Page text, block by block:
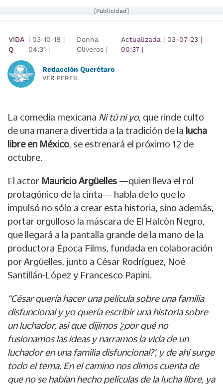
[Publicidad]
VIDA
Q
| 03-10-18 |
04:31 |
Donna
Oliveros |
Actualizada | 03-07-23 |
00:37|
Redacción Querétaro
VER PERFIL
La comedia mexicana Ni tú ni yo, que rinde culto
de una manera divertida a la tradición de la lucha
libre en México, se estrenará el próximo 12 de
octubre.
El actor Mauricio Argüelles —quien lleva el rol
protagónico de la cinta— habla de lo que lo
impulsó no sólo a crear esta historia, sino además,
portar orgulloso la máscara de El Halcón Negro,
que llegará a la pantalla grande de la mano de la
productora Época Films, fundada en colaboración
por Argüelles, junto a César Rodríguez, Noé
Santillán-López y Francesco Papini.
“César quería hacer una película sobre una familia
disfuncional y yo quería escribir una historia sobre
un luchador, así que dijimos ‘¿por qué no
fusionamos las ideas y narramos la vida de un
luchador en una familia disfuncional?’, y de ahí surge
todo el tema. En el camino nos dimos cuenta de
que no se habían hecho películas de la lucha libre, ya